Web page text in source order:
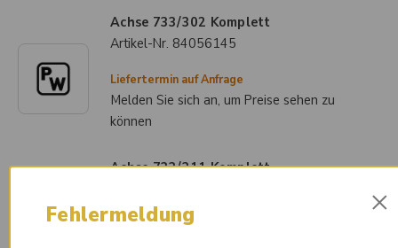
Achse 733/302 Komplett
Artikel-Nr. 84056145
Liefertermin auf Anfrage
Melden Sie sich an, um Preise sehen zu
können
Achse 733/311 Komplett
Liefertermin auf Anfrage
Fehlermeldung ×